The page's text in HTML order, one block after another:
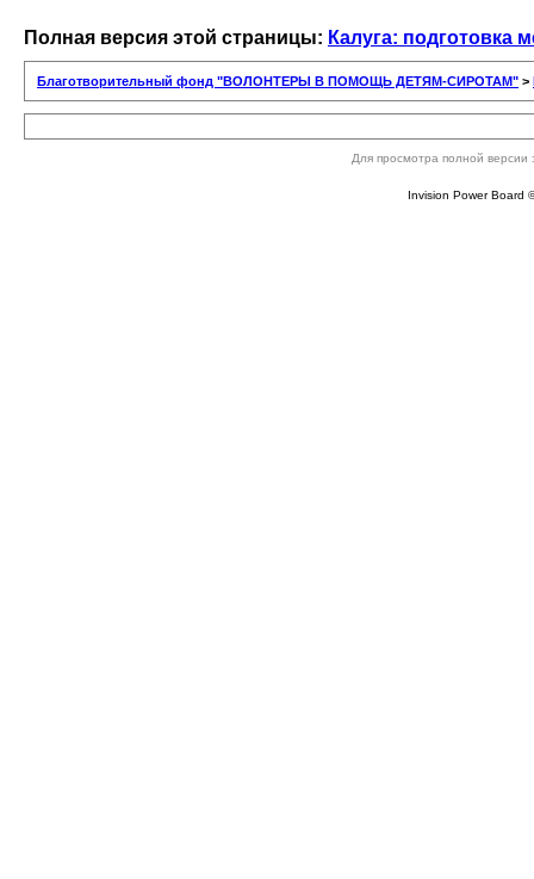
Полная версия этой страницы: Калуга: подготовка
Благотворительный фонд "ВОЛОНТЕРЫ В ПОМОЩЬ ДЕТЯМ-СИРОТАМ" >
Для просмотра полной
Invision Power Board